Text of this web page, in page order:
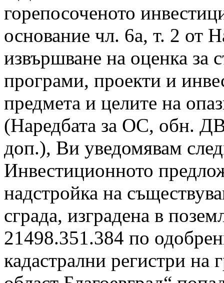
горепосоченото
основание чл. 6а, т. 2 от
извършване на оценка за
програми, проекти и
предмета и целите на
(Наредбата за ОС, обн.
доп.), Ви уведомявам
Инвестиционното
надстройка на
сграда, изградена в
21498.351.384 по
кадастрални регистри